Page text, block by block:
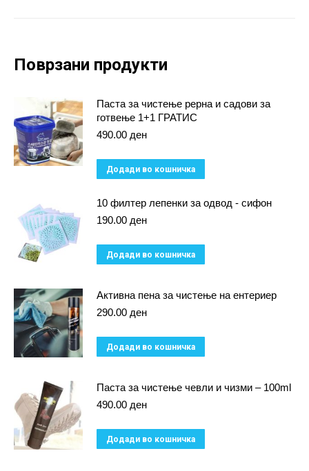
Поврзани продукти
Паста за чистење рерна и садови за
готвење 1+1 ГРАТИС
490.00 ден
Додади во кошничка
10 филтер лепенки за одвод - сифон
190.00 ден
Додади во кошничка
Активна пена за чистење на ентериер
290.00 ден
Додади во кошничка
Паста за чистење чевли и чизми – 100ml
490.00 ден
Додади во кошничка